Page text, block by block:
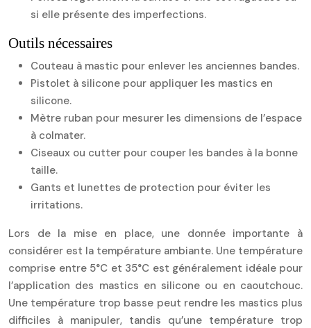
si elle présente des imperfections.
Outils nécessaires
Couteau à mastic pour enlever les anciennes bandes.
Pistolet à silicone pour appliquer les mastics en
silicone.
Mètre ruban pour mesurer les dimensions de l’espace
à colmater.
Ciseaux ou cutter pour couper les bandes à la bonne
taille.
Gants et lunettes de protection pour éviter les
irritations.
Lors de la mise en place, une donnée importante à
considérer est la température ambiante. Une température
comprise entre 5°C et 35°C est généralement idéale pour
l’application des mastics en silicone ou en caoutchouc.
Une température trop basse peut rendre les mastics plus
difficiles à manipuler, tandis qu’une température trop